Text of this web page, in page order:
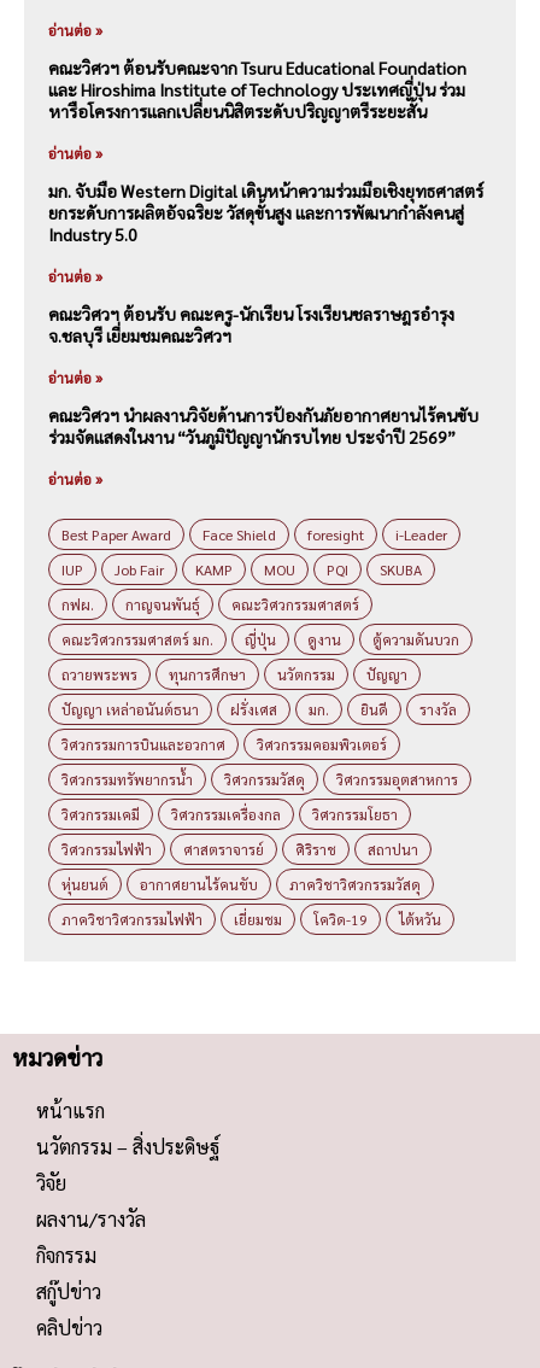
อ่านต่อ »
คณะวิศวฯ ต้อนรับคณะจาก Tsuru Educational Foundation
และ Hiroshima Institute of Technology ประเทศญี่ปุ่น ร่วม
หารือโครงการแลกเปลี่ยนนิสิตระดับปริญญาตรีระยะสั้น
อ่านต่อ »
มก. จับมือ Western Digital เดินหน้าความร่วมมือเชิงยุทธศาสตร์
ยกระดับการผลิตอัจฉริยะ วัสดุขั้นสูง และการพัฒนากำลังคนสู่
Industry 5.0
อ่านต่อ »
คณะวิศวฯ ต้อนรับ คณะครู-นักเรียน โรงเรียนชลราษฎรอำรุง
จ.ชลบุรี เยี่ยมชมคณะวิศวฯ
อ่านต่อ »
คณะวิศวฯ นำผลงานวิจัยด้านการป้องกันภัยอากาศยานไร้คนขับ
ร่วมจัดแสดงในงาน “วันภูมิปัญญานักรบไทย ประจำปี 2569”
อ่านต่อ »
Best Paper Award Face Shield foresight
i-Leader
IUP
Job Fair KAMP MOU PQI
SKUBA
กฟผ.
กาญจนพันธุ์
คณะวิศวกรรมศาสตร์
คณะวิศวกรรมศาสตร์ มก.
ญี่ปุ่น ดูงาน
ตู้ความดันบวก
ถวายพระพร
ทุนการศึกษา นวัตกรรม
ปัญญา
ปัญญา เหล่าอนันต์ธนา
ฝรั่งเศส มก. ยินดี
รางวัล
วิศวกรรมการบินและอวกาศ
วิศวกรรมคอมพิวเตอร์
วิศวกรรมทรัพยากรน้ำ
วิศวกรรมวัสดุ
วิศวกรรมอุตสาหการ
วิศวกรรมเคมี
วิศวกรรมเครื่องกล
วิศวกรรมโยธา
วิศวกรรมไฟฟ้า
ศาสตราจารย์ ศิริราช
สถาปนา
หุ่นยนต์
อากาศยานไร้คนขับ
ภาควิชาวิศวกรรมวัสดุ
ภาควิชาวิศวกรรมไฟฟ้า
เยี่ยมชม โควิด-19 ไต้หวัน
หมวดข่าว
หน้าแรก
นวัตกรรม – สิ่งประดิษฐ์
วิจัย
ผลงาน/รางวัล
กิจกรรม
สกู๊ปข่าว
คลิปข่าว